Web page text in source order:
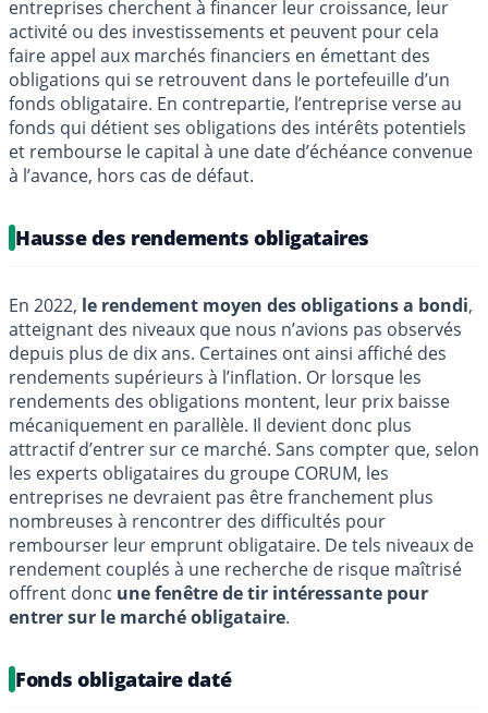
entreprises cherchent à financer leur croissance, leur
activité ou des investissements et peuvent pour cela
faire appel aux marchés financiers en émettant des
obligations qui se retrouvent dans le portefeuille d’un
fonds obligataire. En contrepartie, l’entreprise verse au
fonds qui détient ses obligations des intérêts potentiels
et rembourse le capital à une date d’échéance convenue
à l’avance, hors cas de défaut.
Hausse des rendements obligataires
En 2022, le rendement moyen des obligations a bondi,
atteignant des niveaux que nous n’avions pas observés
depuis plus de dix ans. Certaines ont ainsi affiché des
rendements supérieurs à l’inflation. Or lorsque les
rendements des obligations montent, leur prix baisse
mécaniquement en parallèle. Il devient donc plus
attractif d’entrer sur ce marché. Sans compter que, selon
les experts obligataires du groupe CORUM, les
entreprises ne devraient pas être franchement plus
nombreuses à rencontrer des difficultés pour
rembourser leur emprunt obligataire. De tels niveaux de
rendement couplés à une recherche de risque maîtrisé
offrent donc une fenêtre de tir intéressante pour
entrer sur le marché obligataire.
Fonds obligataire daté